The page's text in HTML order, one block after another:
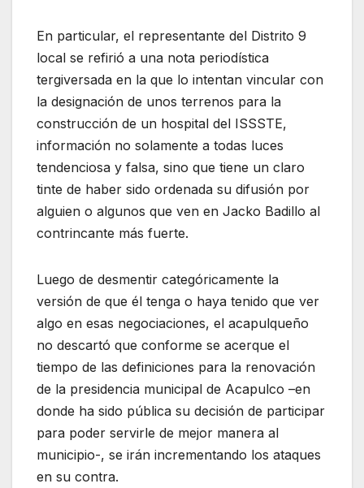
En particular, el representante del Distrito 9
local se refirió a una nota periodística
tergiversada en la que lo intentan vincular con
la designación de unos terrenos para la
construcción de un hospital del ISSSTE,
información no solamente a todas luces
tendenciosa y falsa, sino que tiene un claro
tinte de haber sido ordenada su difusión por
alguien o algunos que ven en Jacko Badillo al
contrincante más fuerte.
Luego de desmentir categóricamente la
versión de que él tenga o haya tenido que ver
algo en esas negociaciones, el acapulqueño
no descartó que conforme se acerque el
tiempo de las definiciones para la renovación
de la presidencia municipal de Acapulco –en
donde ha sido pública su decisión de participar
para poder servirle de mejor manera al
municipio-, se irán incrementando los ataques
en su contra.